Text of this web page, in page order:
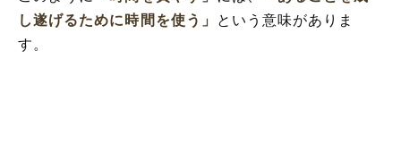
し遂げるために時間を使う」
という意味がありま
す。